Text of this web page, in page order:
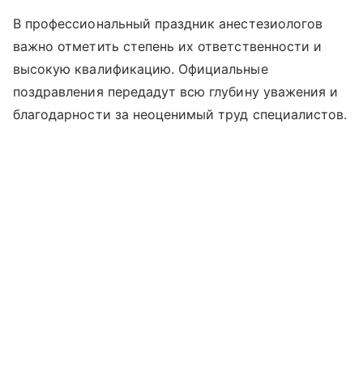
В профессиональный праздник анестезиологов
важно отметить степень их ответственности и
высокую квалификацию. Официальные
поздравления передадут всю глубину уважения и
благодарности за неоценимый труд специалистов.